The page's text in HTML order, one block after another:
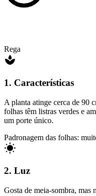
Rega
1. Características
A planta atinge cerca de 90
folhas têm listras verdes e
um porte único.
Padronagem das folhas:
2. Luz
Gosta de meia-sombra, mas